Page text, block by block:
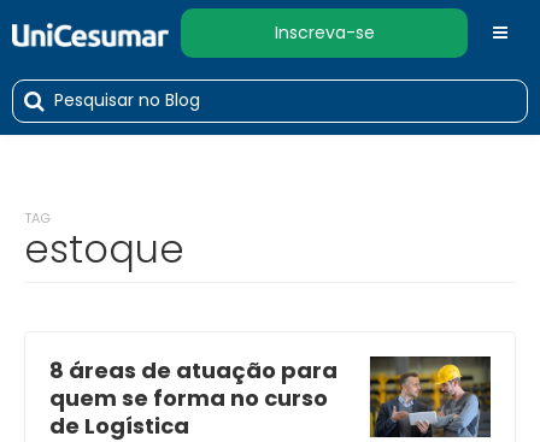
Inscreva-se
TAG
estoque
8 áreas de atuação para
quem se forma no curso
de Logística